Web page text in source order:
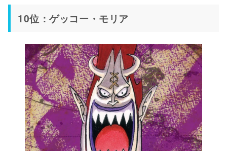
10位：ゲッコー・モリア